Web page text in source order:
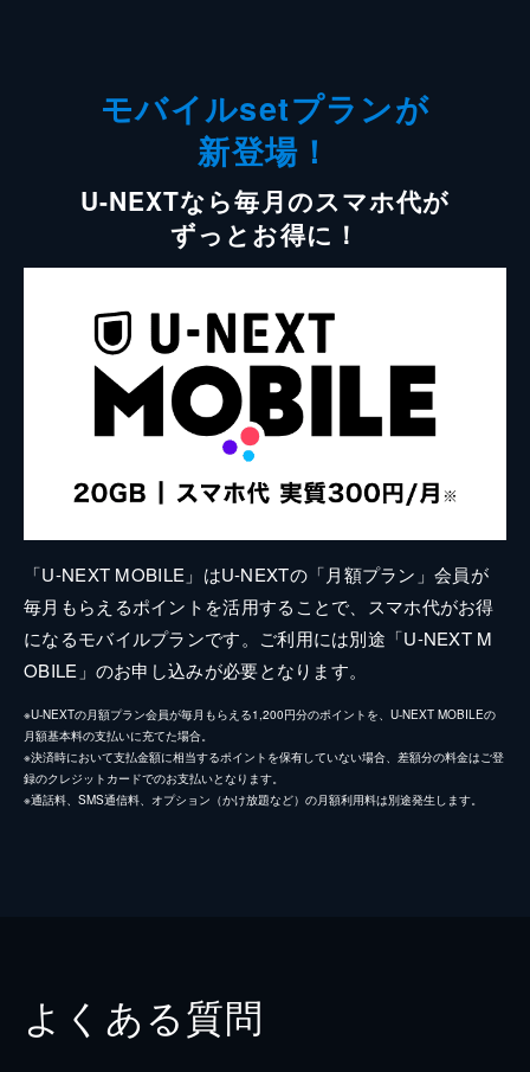
モバイルsetプランが
新登場！
U-NEXTなら毎月のスマホ代が
ずっとお得に！
「U-NEXT MOBILE」はU-NEXTの「月額プラン」会員が
毎月もらえるポイントを活用することで、スマホ代がお得
になるモバイルプランです。ご利用には別途「U-NEXT M
OBILE」のお申し込みが必要となります。
※U-NEXTの月額プラン会員が毎月もらえる1,200円分のポイントを、U-NEXT MOBILEの
月額基本料の支払いに充てた場合。
※決済時において支払金額に相当するポイントを保有していない場合、差額分の料金はご登
録のクレジットカードでのお支払いとなります。
※通話料、SMS通信料、オプション（かけ放題など）の月額利用料は別途発生します。
よくある質問